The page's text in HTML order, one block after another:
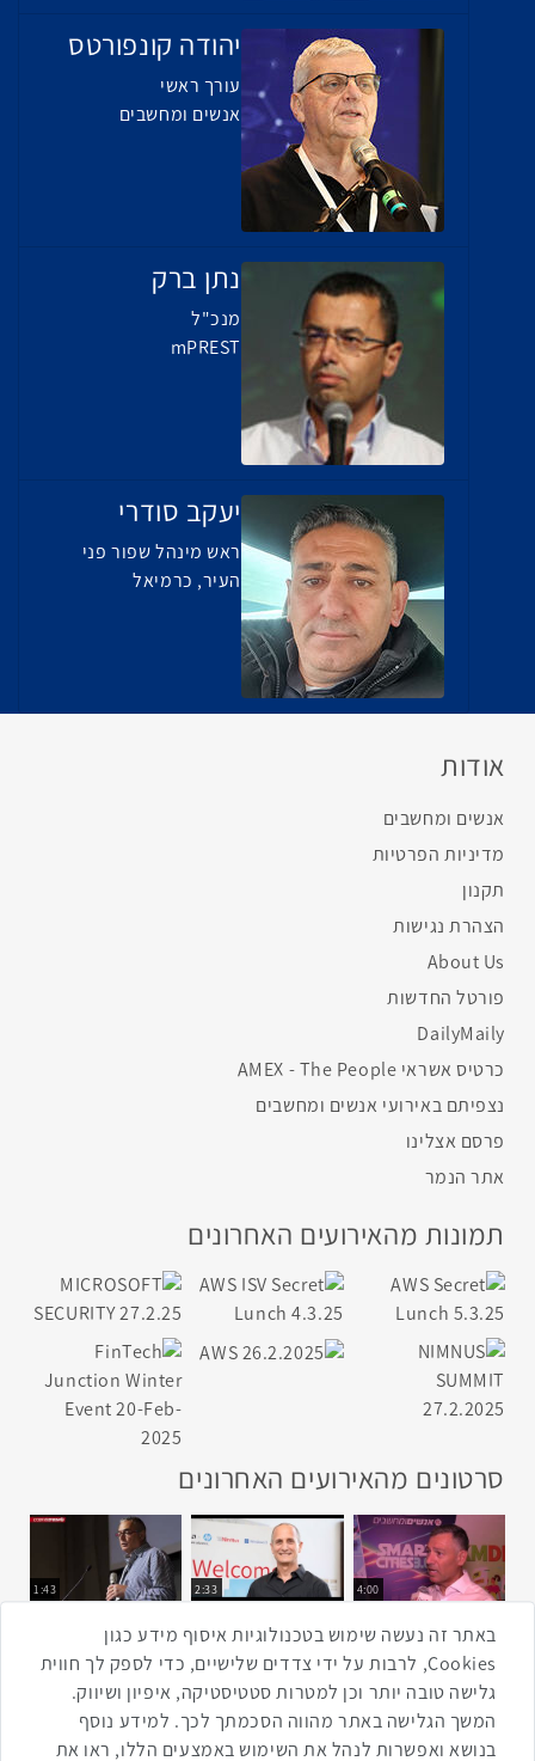
יהודה קונפורטס
עורך ראשי
אנשים ומחשבים
נתן ברק
מנכ"ל
mPREST
יעקב סודרי
ראש מינהל שפור פני
העיר, כרמיאל
אודות
אנשים ומחשבים
מדיניות הפרטיות
תקנון
הצהרת נגישות
About Us
פורטל החדשות
DailyMaily
כרטיס אשראי AMEX - The People
נצפיתם באירועי אנשים ומחשבים
פרסם אצלינו
אתר הנמר
תמונות מהאירועים האחרונים
סרטונים מהאירועים האחרונים
4:00
2:33
1:43
3:52
כנס RPA
1:14
כנס בינת יערות הכרמל
כנס F5
באתר זה נעשה שימוש בטכנולוגיות איסוף מידע כגון
Cookies, לרבות על ידי צדדים שלישיים, כדי לספק לך חווית
גלישה טובה יותר וכן למטרות סטטיסטיקה, איפיון ושיווק.
המשך הגלישה באתר מהווה הסכמתך לכך. למידע נוסף
בנושא ואפשרות לנהל את השימוש באמצעים הללו, ראו את